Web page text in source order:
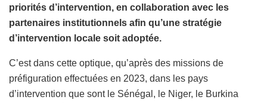
priorités d’intervention, en collaboration avec les
partenaires institutionnels afin qu’une stratégie
d’intervention locale soit adoptée.
C’est dans cette optique, qu’après des missions de
préfiguration effectuées en 2023, dans les pays
d’intervention que sont le Sénégal, le Niger, le Burkina